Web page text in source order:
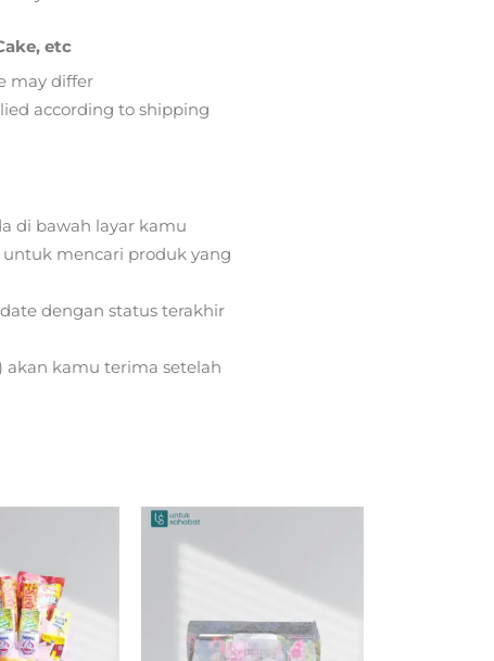
etc
may differ
according to shipping
di bawah layar kamu
mencari produk yang
dengan status terakhir
kamu terima setelah
Rp2.260.000.
Rp1.999.000.